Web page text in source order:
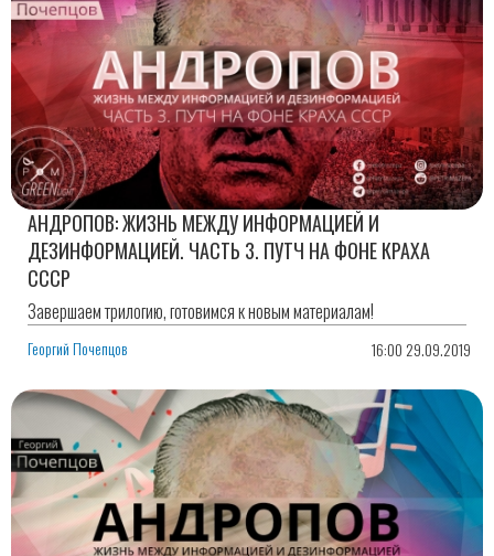
АНДРОПОВ: ЖИЗНЬ МЕЖДУ ИНФОРМАЦИЕЙ И
ДЕЗИНФОРМАЦИЕЙ. ЧАСТЬ 3. ПУТЧ НА ФОНЕ КРАХА
СССР
Завершаем трилогию, готовимся к новым материалам!
Георгий Почепцов 16:00 29.09.2019